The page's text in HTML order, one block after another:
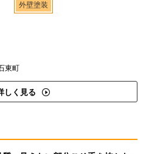
外壁塗装
東町
しく見る